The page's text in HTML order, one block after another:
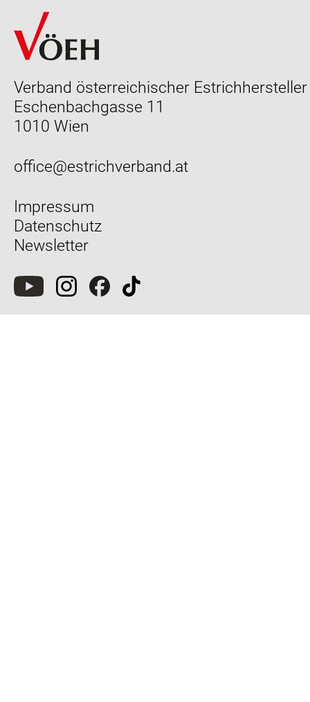
Verband österreichischer Estrichhersteller
Eschenbachgasse 11
1010 Wien
office@estrichverband.at
Impressum
Datenschutz
Newsletter